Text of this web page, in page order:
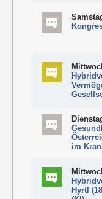
im
Hyrtl